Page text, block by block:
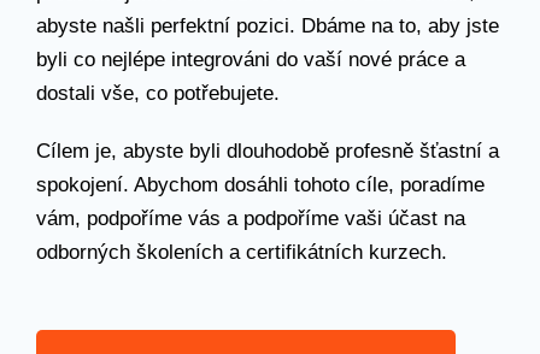
abyste našli perfektní pozici. Dbáme na to, aby jste
byli co nejlépe integrováni do vaší nové práce a
dostali vše, co potřebujete.
Cílem je, abyste byli dlouhodobě profesně šťastní a
spokojení. Abychom dosáhli tohoto cíle, poradíme
vám, podpoříme vás a podpoříme vaši účast na
odborných školeních a certifikátních kurzech.